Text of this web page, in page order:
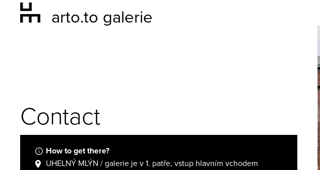
arto.to galerie
Contact
How to get there?
UHELNÝ MLÝN / galerie je v 1. patře, vstup hlavním vchodem